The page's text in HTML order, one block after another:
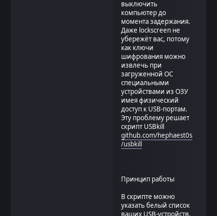
выключить
компьютер до
момента задержания.
Даже lockscreen не
убережёт вас, потому
как ключи
шифрования можно
извлечь при
загруженной ОС
специальными
устройствами из ОЗУ
имея физический
доступ к USB-портам.
Эту проблему решает
скрипт USBkill
github.com/hephaest0s
/usbkill
Принцип работы
В скрипте можно
указать белый список
ваших USB-устройств,